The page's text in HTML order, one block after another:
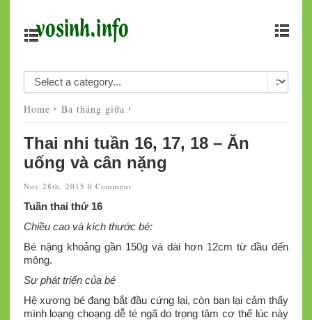
Home Ba tháng giữa
Thai nhi tuần 16, 17, 18 – Ăn
uống và cân nặng
Nov 28th, 2015 0 Comment
Tuần thai thứ 16
Chiều cao và kích thước bé:
Bé nặng khoảng gần 150g và dài hơn 12cm từ đầu đến
mông.
Sự phát triển của bé
Hệ xương bé đang bắt đầu cứng lại, còn bạn lại cảm thấy
mình loạng choạng dễ té ngã do trọng tâm cơ thể lúc này